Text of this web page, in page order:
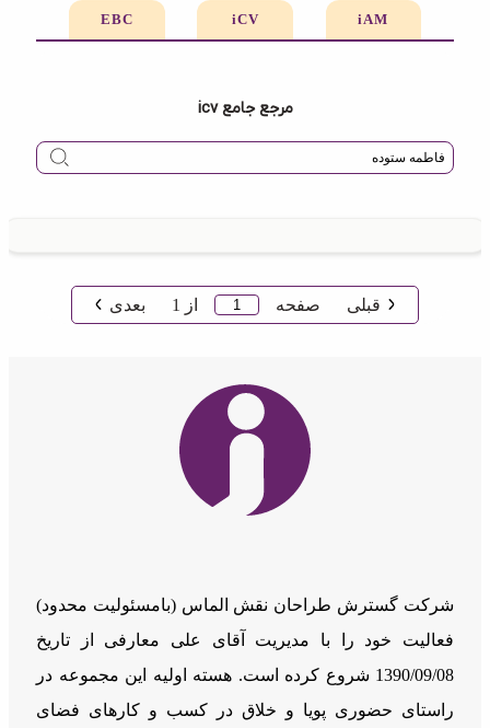
iAM
iCV
EBC
مرجع جامع icv
قبلی صفحه از 1 بعدی
شرکت گسترش طراحان نقش الماس (بامسئوليت محدود)
فعالیت خود را با مدیریت آقای علی معارفی از تاریخ
1390/09/08 شروع کرده است. هسته اولیه این مجموعه در
راستای حضوری پویا و خلاق در کسب و کارهای فضای